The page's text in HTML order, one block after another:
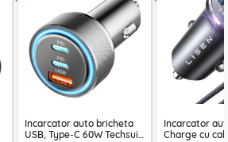
Incarcator auto bricheta
USB, Type-C 60W Techsuit
Incarcator
Charge cu